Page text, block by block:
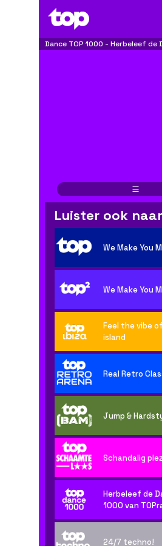
Dance TOP 1000 - Herbeleef de
Luister ook naar
We Make You
We Make You
Feel the vibe
island
Real Retro
Jump &
Schandalig
Herbeleef de
1000 van
24/7 techno!
OPSLAAN